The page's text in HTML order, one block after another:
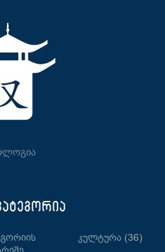
Კულტურა (36)